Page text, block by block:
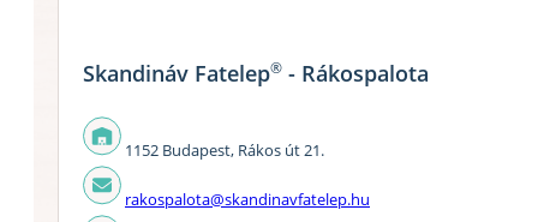
Skandináv Fatelep® - Rákospalota
1152 Budapest, Rákos út 21.
rakospalota@skandinavfatelep.hu